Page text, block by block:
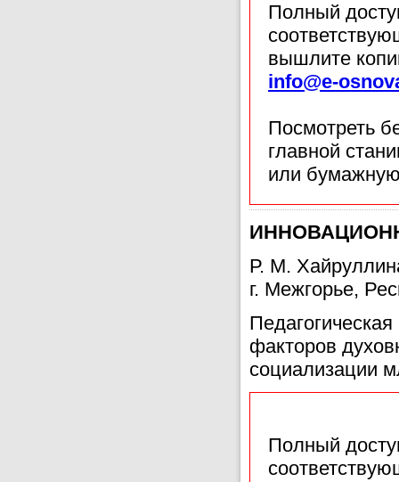
Полный
вышлите
info@e-
Посмотреть
главной
или
Р. М.
г. Межгорье,
факторов
социализации
Полный